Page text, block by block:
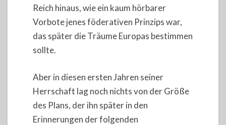
Reich hinaus, wie ein kaum hörbarer
Vorbote jenes föderativen Prinzips war,
das später die Träume Europas bestimmen
sollte.
Aber in diesen ersten Jahren seiner
Herrschaft lag noch nichts von der Größe
des Plans, der ihn später in den
Erinnerungen der folgenden